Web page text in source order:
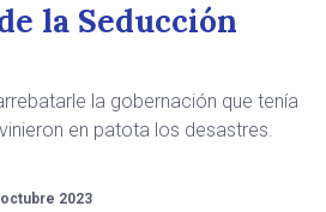
la Seducción
la gobernación que tenía
en patota los desastres.
2023